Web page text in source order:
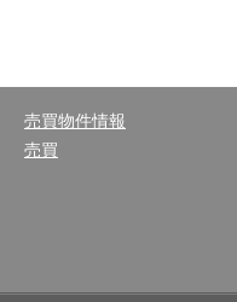
売買物件情報
売買